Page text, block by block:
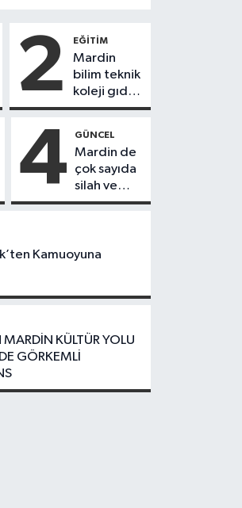
2 EĞİTİM
Mardin
bilim teknik
koleji gıda
teknolojisi
ürettikleri
gıda
ürünlerini
satarak
köydeki
desteğinde
4 GÜNCEL
Mardin de
çok sayıda
silah ve
mühimmat
Kamuoyuna
MARDİN KÜLTÜR YOLU
GÖRKEMLİ